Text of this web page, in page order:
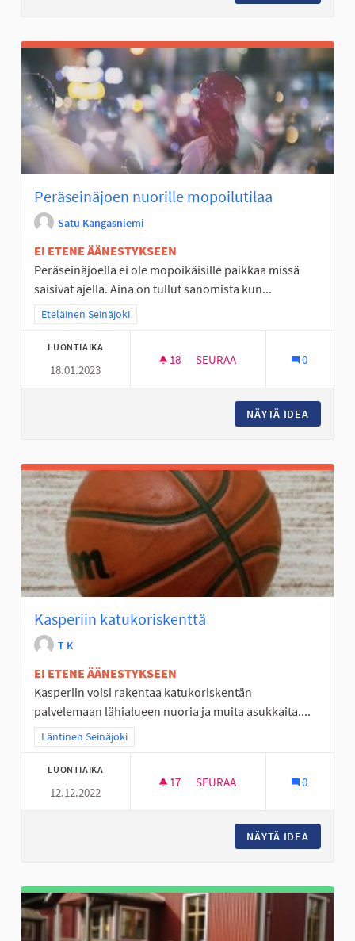
Peräseinäjoen nuorille mopoilutilaa
Satu Kangasniemi
EI ETENE ÄÄNESTYKSEEN
Peräseinäjoella ei ole mopoikäisille paikkaa missä
saisivat ajella. Aina on tullut sanomista kun...
Rajaa tulokset teeman mukaan: Eteläinen Seinäjoki
Eteläinen Seinäjoki
LUONTIAIKA
18.01.2023
18 18 SEURAAJAA
SEURAA 0
NÄYTÄ IDEA
Kasperiin katukoriskenttä
T K
EI ETENE ÄÄNESTYKSEEN
Kasperiin voisi rakentaa katukoriskentän
palvelemaan lähialueen nuoria ja muita asukkaita....
Rajaa tulokset teeman mukaan: Läntinen Seinäjoki
Läntinen Seinäjoki
LUONTIAIKA
12.12.2022
17 17 SEURAAJAA
SEURAA 0
NÄYTÄ IDEA